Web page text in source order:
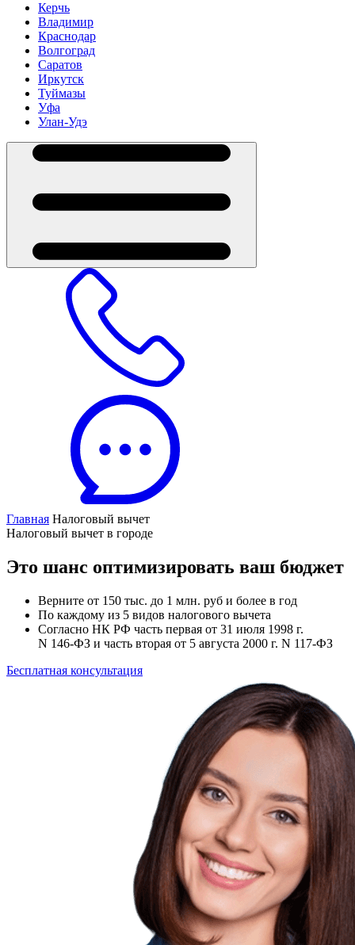
Керчь
Владимир
Краснодар
Волгоград
Саратов
Иркутск
Туймазы
Уфа
Улан-Удэ
Главная Налоговый вычет
Налоговый вычет в городе
Это шанс оптимизировать ваш бюджет
Верните от 150 тыс. до 1 млн. руб и более в год
По каждому из 5 видов налогового вычета
Согласно НК РФ часть первая от 31 июля 1998 г.
N 146-ФЗ и часть вторая от 5 августа 2000 г. N 117-ФЗ
Бесплатная консультация